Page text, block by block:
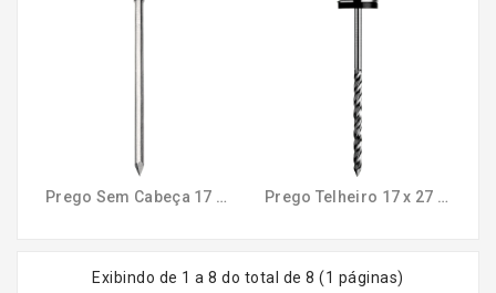
Prego Sem Cabeça 17 x 27 1kg Prego Telheiro 17 x 27 1kg
Exibindo de 1 a 8 do total de 8 (1 páginas)